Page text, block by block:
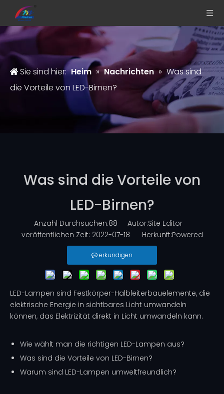
Sie sind hier: Heim » Nachrichten » Was sind
die Vorteile von LED-Birnen?
Was sind die Vorteile von
LED-Birnen?
Anzahl Durchsuchen:88 Autor:Site Editor
veröffentlichen Zeit: 2022-07-18 Herkunft:Powered
erkundigen
LED-Lampen sind Festkörper-Halbleiterbauelemente, die
elektrische Energie in sichtbares Licht umwandeln
können, das Elektrizität direkt in Licht umwandeln kann.
Wie wählt man die richtigen LED-Lampen aus?
Was sind die Vorteile von LED-Birnen?
Warum sind LED-Lampen umweltfreundlich?